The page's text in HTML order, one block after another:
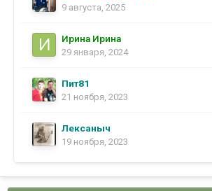
9 августа, 2025
Ирина Ирина
29 января, 2024
Пит81
21 ноября, 2023
Лексаныч
19 ноября, 2023